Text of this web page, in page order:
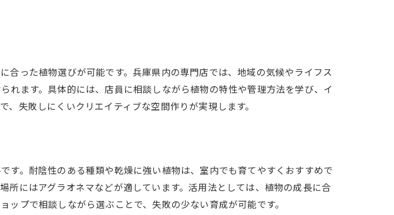
った植物選びが可能です。兵庫県内の専門店では、地域の気候やライフス
ます。具体的には、店員に相談しながら植物の特性や管理方法を学び、イ
失敗しにくいクリエイティブな空間作りが実現します。
。耐陰性のある種類や乾燥に強い植物は、室内でも育てやすくおすすめで
にはアグラオネマなどが適しています。活用法としては、植物の成長に合
プで相談しながら選ぶことで、失敗の少ない育成が可能です。